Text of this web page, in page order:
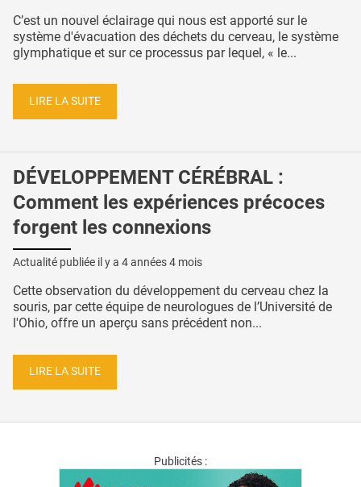
C’est un nouvel éclairage qui nous est apporté sur le
système d'évacuation des déchets du cerveau, le système
glymphatique et sur ce processus par lequel, « le...
LIRE LA SUITE
DÉVELOPPEMENT CÉRÉBRAL :
Comment les expériences précoces
forgent les connexions
Actualité publiée il y a 4 années 4 mois
Cette observation du développement du cerveau chez la
souris, par cette équipe de neurologues de l’Université de
l'Ohio, offre un aperçu sans précédent non...
LIRE LA SUITE
Publicités :